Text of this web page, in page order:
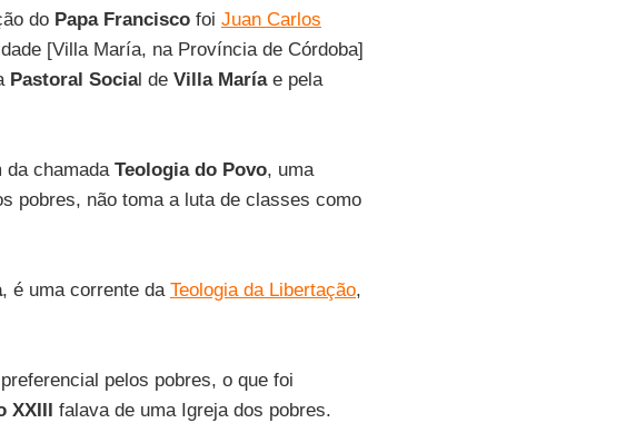
do Papa Franciscofoi Juan Carlos
[Villa María, na Província de Córdoba]
Pastoral Social de Villa Maríae pela
da chamada Teologia do Povo, uma
pobres, não toma a luta de classes como
, é uma corrente da Teologia da Libertação,
pelos pobres, o que foi
XXIII falava de uma Igreja dos pobres.